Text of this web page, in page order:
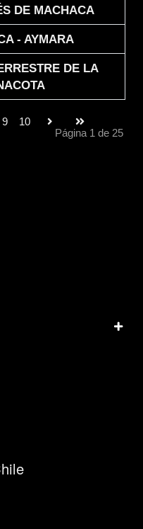
DE MACHACA
- AYMARA
DE LA
Página 1 de 25
9 10